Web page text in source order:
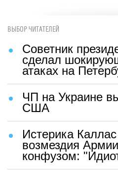
ВЫБОР ЧИТАТЕЛЕЙ
Советник
сделал
атаках на
ЧП на Украине
США
Истерика
возмездия
конфузом: